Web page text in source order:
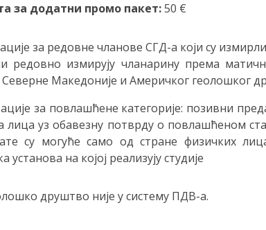
за додатни промо пакет:50 €
за редовне чланове СГД-а који су
редовно измирују чланарину према
Македоније и Америчког геолошког
за повлашћене категорије: позивни
лица уз обавезну потврду о повлашћеном
су могуће само од стране физичких
установа на којој реализују студије
друштво није у систему ПДВ-а.